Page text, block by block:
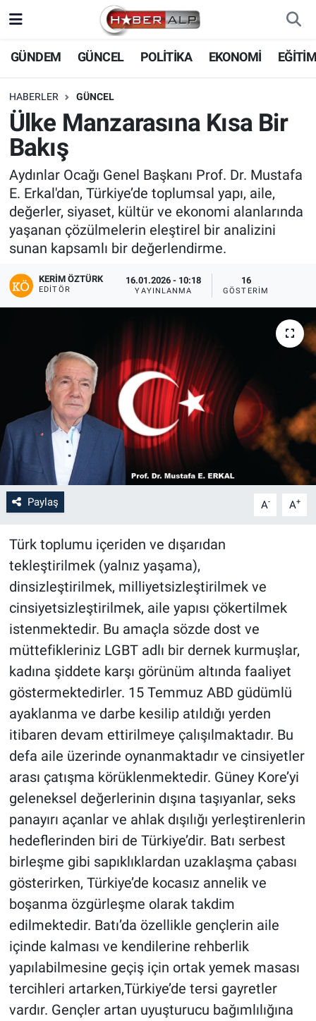
GÜNDEM GÜNCEL POLİTİKA EKONOMİ
HABERLER GÜNCEL
Ülke Manzarasına Kısa Bir
Bakış
Aydınlar Ocağı Genel Başkanı Prof. Dr. Mustafa
E. Erkal'dan, Türkiye’de toplumsal yapı, aile,
değerler, siyaset, kültür ve ekonomi alanlarında
yaşanan çözülmelerin eleştirel bir analizini
sunan kapsamlı bir değerlendirme.
KERIM ÖZTÜRK
EDITÖR
16.01.2026 - 10:18
YAYINLANMA
16
GÖSTERIM
Paylaş A- A+
Türk toplumu içeriden ve dışarıdan
tekleştirilmek (yalnız yaşama),
dinsizleştirilmek, milliyetsizleştirilmek ve
cinsiyetsizleştirilmek, aile yapısı çökertilmek
istenmektedir. Bu amaçla sözde dost ve
müttefikleriniz LGBT adlı bir dernek kurmuşlar,
kadına şiddete karşı görünüm altında faaliyet
göstermektedirler. 15 Temmuz ABD güdümlü
ayaklanma ve darbe kesilip atıldığı yerden
itibaren devam ettirilmeye çalışılmaktadır. Bu
defa aile üzerinde oynanmaktadır ve cinsiyetler
arası çatışma körüklenmektedir. Güney Kore’yi
geleneksel değerlerinin dışına taşıyanlar, seks
panayırı açanlar ve ahlak dışılığı yerleştirenlerin
hedeflerinden biri de Türkiye’dir. Batı serbest
birleşme gibi sapıklıklardan uzaklaşma çabası
gösterirken, Türkiye’de kocasız annelik ve
boşanma özgürleşme olarak takdim
edilmektedir. Batı’da özellikle gençlerin aile
içinde kalması ve kendilerine rehberlik
yapılabilmesine geçiş için ortak yemek masası
tercihleri artarken,Türkiye’de tersi gayretler
vardır. Gençler artan uyuşturucu bağımlılığına
Nöbetçi Eczaneler
Hava Durumu
Trafik Durumu
Süper Lig Puan Durumu ve Fikstür
Tüm Manşetler
Son Dakika Haberleri